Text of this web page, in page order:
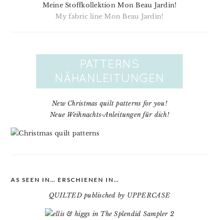
Meine Stoffkollektion Mon Beau Jardin!
My fabric line Mon Beau Jardin!
New Christmas quilt patterns for you!
Neue Weihnachts-Anleitungen für dich!
AS SEEN IN… ERSCHIENEN IN…
QUILTED publisched by UPPERCASE